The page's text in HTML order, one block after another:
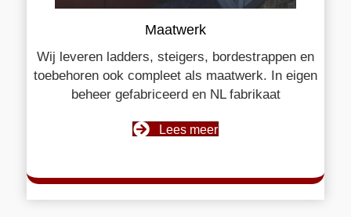
Maatwerk
Wij leveren ladders, steigers, bordestrappen en
toebehoren ook compleet als maatwerk. In eigen
beheer gefabriceerd en NL fabrikaat
Lees meer